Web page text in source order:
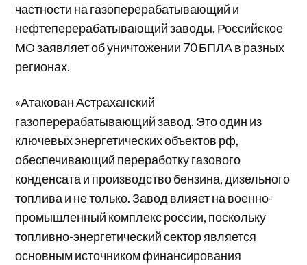
частности на газоперерабатывающий и
нефтеперерабатывающий заводы. Российское
МО заявляет об уничтожении 70 БПЛА в разных
регионах.
«Атакован Астраханский
газоперерабатывающий завод. Это один из
ключевых энергетических объектов рф,
обеспечивающий переработку газового
конденсата и производство бензина, дизельного
топлива и не только. Завод влияет на военно-
промышленный комплекс россии, поскольку
топливно-энергетический сектор является
основным источником финансирования